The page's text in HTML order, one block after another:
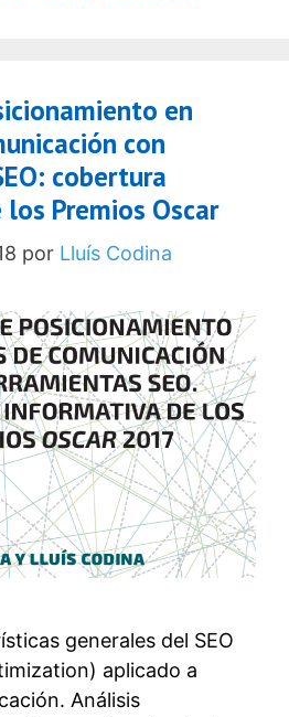
en
con
cobertura
Premios Oscar
por Lluís Codina
generales del SEO
aplicado a
Análisis